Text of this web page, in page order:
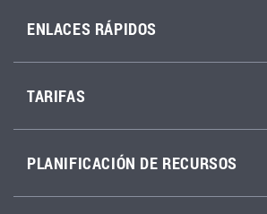
ENLACES RÁPIDOS
TARIFAS
PLANIFICACIÓN DE RECURSOS